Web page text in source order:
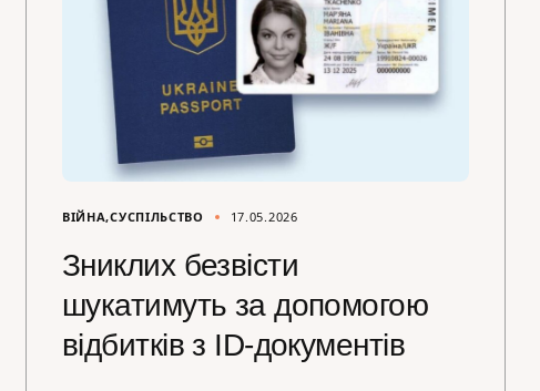
ВІЙНА СУСПІЛЬСТВО 17.05.2026
Зниклих безвісти
шукатимуть за допомогою
відбитків з ID-документів